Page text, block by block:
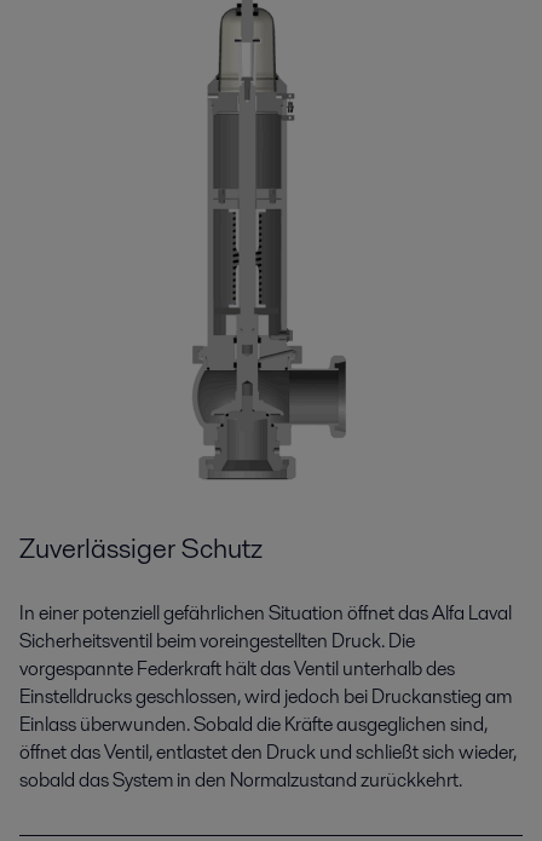
Zuverlässiger Schutz
In einer potenziell gefährlichen Situation öffnet das Alfa Laval
Sicherheitsventil beim voreingestellten Druck. Die
vorgespannte Federkraft hält das Ventil unterhalb des
Einstelldrucks geschlossen, wird jedoch bei Druckanstieg am
Einlass überwunden. Sobald die Kräfte ausgeglichen sind,
öffnet das Ventil, entlastet den Druck und schließt sich wieder,
sobald das System in den Normalzustand zurückkehrt.